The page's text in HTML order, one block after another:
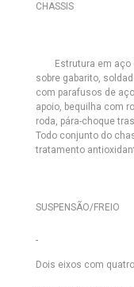
CHASSIS
Estrutura em
sobre gabarito,
com parafusos de
apoio, bequilha com
roda, pára-choque
Todo conjunto do
tratamento
SUSPENSÃO/FREIO
Dois eixos com